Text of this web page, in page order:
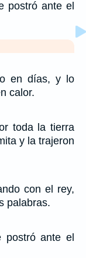
postró ante el
en días, y lo
calor.
toda la tierra
y la trajeron
con el rey,
palabras.
postró ante el